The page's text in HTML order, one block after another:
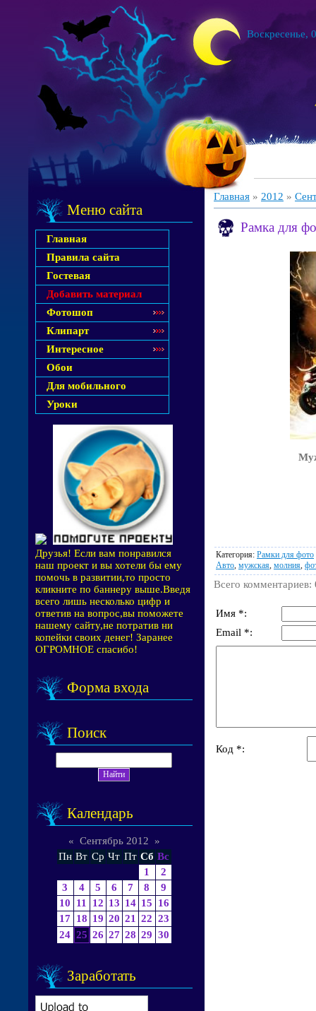
Воскресенье,
Меню сайта
Главная
Правила сайта
Гостевая
Добавить материал
Фотошоп
Клипарт
Интересное
Обои
Для мобильного
Уроки
Друзья! Если вам понравился
наш проект и вы хотели бы ему
помочь в развитии,то просто
кликните по баннеру выше.Введя
всего лишь несколько цифр и
ответив на вопрос,вы поможете
нашему сайту,не потратив ни
копейки своих денег! Заранее
ОГРОМНОЕ спасибо!
Форма входа
Поиск
Календарь
« Сентябрь 2012
»
Пн Вт Ср Чт Пт Сб Вс
1
2
3
4 5 6 7 8
9
10
11 12 13 14 15
16
17 18 19 20 21 22 23
24 25 26 27 28 29 30
Заработать
Главная » 2012 »
Рамка для
Категория: Рамки для фото
Авто мужская молния
Всего комментариев:
Имя *:
Email *:
Код *: